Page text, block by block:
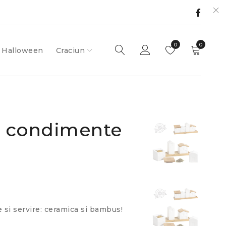
Halloween Craciun
0
0
condimente
servire: ceramica si bambus!